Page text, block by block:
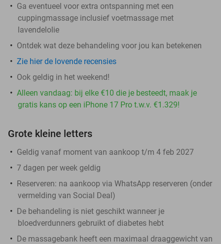
Ga eventueel voor extra ontspanning met een
cuppingmassage inclusief voetmassage met
lavendelolie
Ontdek wat deze behandeling voor jou kan betekenen
Zie hier de lovende recensies
Ook geldig in het weekend!
Alleen vandaag: bij elke €10 die je besteedt, maak je
gratis kans op een iPhone 17 Pro t.w.v. €1.329!
Grote kleine letters
Geldig vanaf moment van aankoop t/m 4 feb 2027
7 dagen per week geldig
Reserveren: na aankoop via WhatsApp reserveren (onder
vermelding van Social Deal)
De behandeling is niet geschikt wanneer je
bloedverdunners gebruikt of diabetes hebt
De massagebank heeft een maximaal draaggewicht van